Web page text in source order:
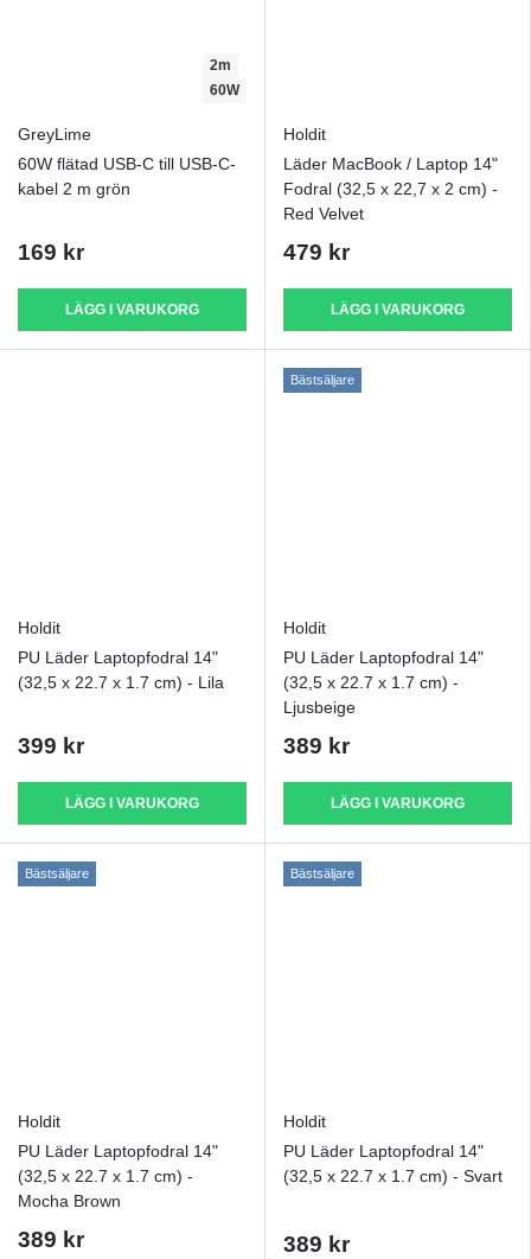
2m
60W
GreyLime
60W flätad USB-C till USB-C-
kabel 2 m grön
169 kr
LÄGG I VARUKORG
Holdit
Läder MacBook / Laptop 14"
Fodral (32,5 x 22,7 x 2 cm) -
Red Velvet
479 kr
LÄGG I VARUKORG
Holdit
PU Läder Laptopfodral 14"
(32,5 x 22.7 x 1.7 cm) - Lila
399 kr
LÄGG I VARUKORG
Bästsäljare
Holdit
PU Läder Laptopfodral 14"
(32,5 x 22.7 x 1.7 cm) -
Ljusbeige
389 kr
LÄGG I VARUKORG
Bästsäljare
Holdit
PU Läder Laptopfodral 14"
(32,5 x 22.7 x 1.7 cm) -
Mocha Brown
389 kr
Bästsäljare
Holdit
PU Läder Laptopfodral 14"
(32,5 x 22.7 x 1.7 cm) - Svart
389 kr